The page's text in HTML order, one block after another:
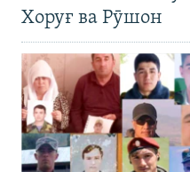
Хоруғ ва Рӯшон